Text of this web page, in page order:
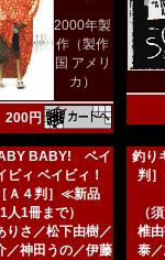
2000年製
作（製作
国 アメリ
カ）
200円
BABY! ベイ
ビィ ベイビィ！
Ａ４判］≪新品
1冊まで）
りさ／松下由樹／
／神田うの／伊藤
釣り
判
（
椎
泰